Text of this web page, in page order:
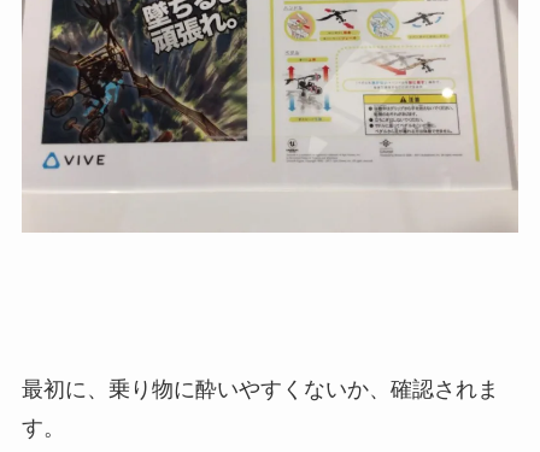
最初に、乗り物に酔いやすくないか、確認されま
す。